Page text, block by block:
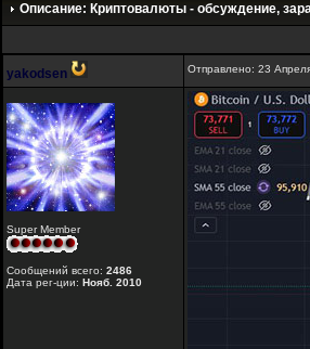
Описание: Криптовалюты - обсуждение,
yakodsen Отправлено: 23
Super Member
Сообщений всего: 2486
Дата рег-ции: Нояб. 2010